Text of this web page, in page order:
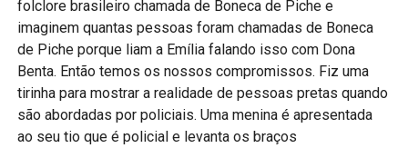
folclore brasileiro chamada de Boneca de Piche e
imaginem quantas pessoas foram chamadas de Boneca
de Piche porque liam a Emília falando isso com Dona
Benta. Então temos os nossos compromissos. Fiz uma
tirinha para mostrar a realidade de pessoas pretas quando
são abordadas por policiais. Uma menina é apresentada
ao seu tio que é policial e levanta os braços